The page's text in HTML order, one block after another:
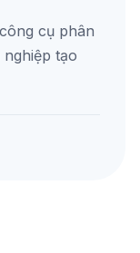
cụ phân
tạo